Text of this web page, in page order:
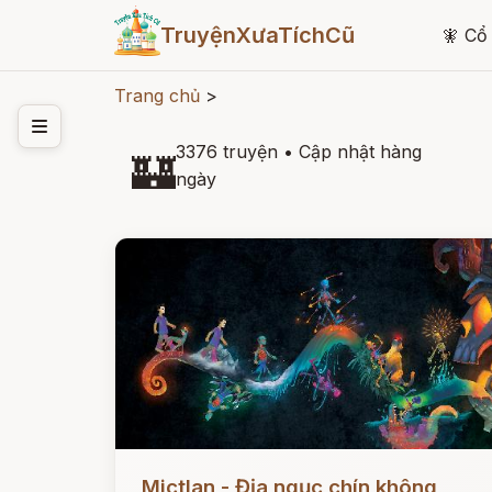
TruyệnXưaTíchCũ 🧚
Trang chủ >
🏰3376 truyện • Cập nhật hàng
ngày